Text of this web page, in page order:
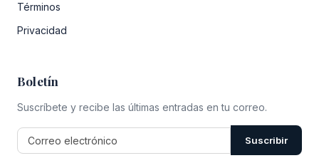
Términos
Privacidad
Boletín
Suscríbete y recibe las últimas entradas en tu correo.
Suscribir